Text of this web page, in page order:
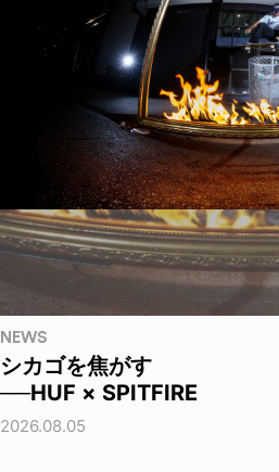
NEWS
シカゴを焦がす
──HUF × SPITFIRE
2026.08.05